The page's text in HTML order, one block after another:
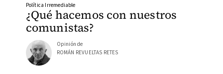
¿Qué hacemos con nuestros
comunistas?
Política Irremediable
Opinión de
ROMÁN REVUELTAS RETES